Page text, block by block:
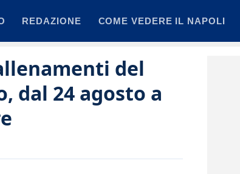
REDAZIONE COME VEDERE IL NAPOLI
del
dal 24 agosto a